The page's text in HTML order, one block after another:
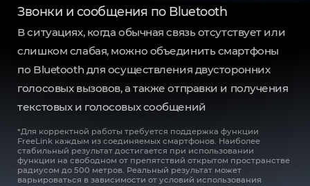
Звонки и сообщения по Bluetooth
В ситуациях, когда обычная связь отсутствует или
слишком слабая, можно объединить смартфоны
по Bluetooth для осуществления двусторонних
голосовых вызовов, а также отправки и получения
текстовых и голосовых сообщений
*Для корректной работы требуется поддержка функции
FreeLink каждым из соединяемых смартфонов. Наиболее
стабильный результат достигается при использовании
функции на свободном от препятствий открытом пространстве
радиусом до 500 метров. Реальный результат может
варьироваться в зависимости от условий использования